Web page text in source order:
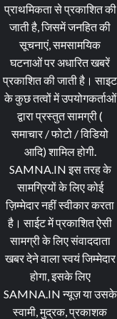
प्राथमिकता से प्रकाशित की
जाती है, जिसमें जनहित की
सूचनाएं, समसामयिक
घटनाओं पर अधारित खबरें
प्रकाशित की जाती है। साइट
के कुछ तत्वों में उपयोगकर्ताओं
द्वारा प्रस्तुत सामग्री (
समाचार / फोटो / विडियो
आदि) शामिल होगी.
SAMNA.IN इस तरह के
सामग्रियों के लिए कोई
ज़िम्मेदार नहीं स्वीकार करता
है। साईट में प्रकाशित ऐसी
सामग्री के लिए संवाददाता
खबर देने वाला स्वयं जिम्मेदार
होगा, इसके लिए
SAMNA.IN न्यूज़ या उसके
स्वामी, मुद्रक, प्रकाशक